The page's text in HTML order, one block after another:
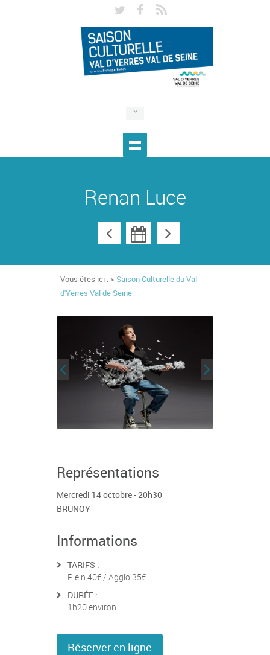
Renan Luce
Vous êtes ici : > Saison Culturelle du Val
d'Yerres Val de Seine
Représentations
Mercredi 14 octobre - 20h30
BRUNOY
Informations
TARIFS :
Plein 40€ / Agglo 35€
DURÉE :
1h20 environ
Réserver en ligne